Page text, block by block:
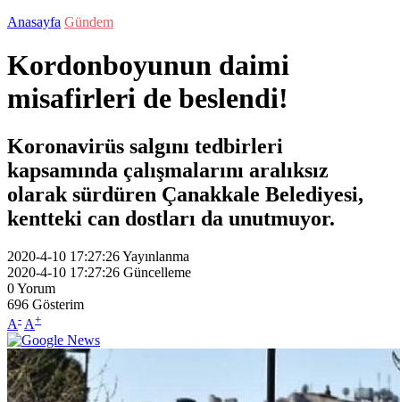
Anasayfa Gündem
Kordonboyunun daimi
misafirleri de beslendi!
Koronavirüs salgını tedbirleri
kapsamında çalışmalarını aralıksız
olarak sürdüren Çanakkale Belediyesi,
kentteki can dostları da unutmuyor.
2020-4-10 17:27:26Yayınlanma
2020-4-10 17:27:26 Güncelleme
0Yorum
696 Gösterim
A- A+